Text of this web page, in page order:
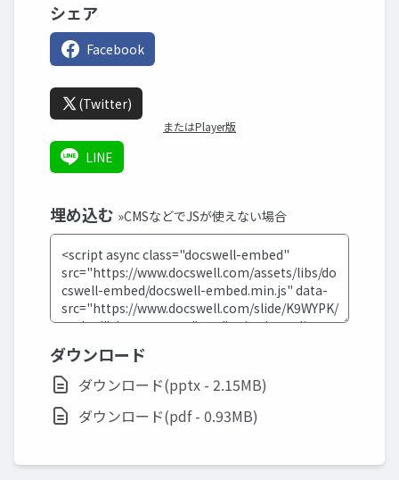
シェア
Facebook
(Twitter)
またはPlayer版
LINE
埋め込む »CMSなどでJSが使えない場合
ダウンロード
ダウンロード(pptx - 2.15MB)
ダウンロード(pdf - 0.93MB)